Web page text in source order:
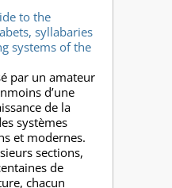
to the
syllabaries
systems of the
par un amateur
d’une
de la
systèmes
et modernes.
sections,
de
chacun